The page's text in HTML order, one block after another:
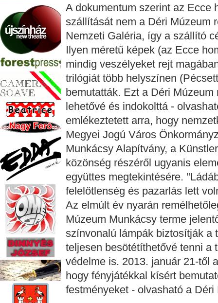
A dokumentum szerint az Ecce
szállítását nem a Déri Múzeum
Nemzeti Galéria, így a szállító
Ilyen méretű képek (az Ecce
mindig veszélyeket rejt
trilógiát több helyszínen
bemutatták. Ezt a Déri
lehetővé és indokolttá -
emlékeztetett arra, hogy
Megyei Jogú Város
Munkácsy Alapítvány, a
közönség részéről ugyanis
együttes megtekintésére.
felelőtlenség és pazarlás lett
Az elmúlt év nyarán
Múzeum Munkácsy terme
színvonalú lámpák biztosítják a
teljesen besötétíthetővé tenni a
védelme is. 2013. január 21-től
hogy fényjátékkal kísért
festményeket - olvasható a